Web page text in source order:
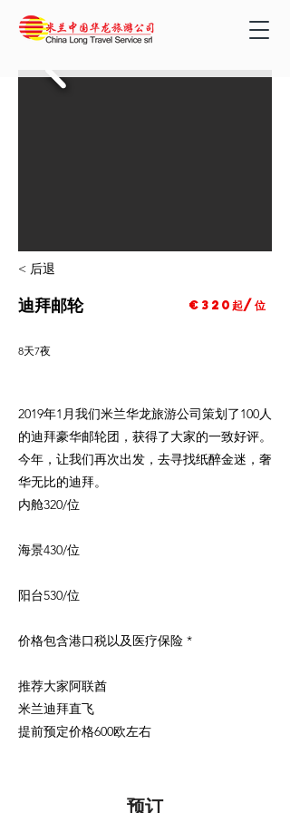
< 后退
迪拜邮轮 €320起/位
8天7夜
2019年1月我们米兰华龙旅游公司策划了100人
的迪拜豪华邮轮团，获得了大家的一致好评。
今年，让我们再次出发，去寻找纸醉金迷，奢
华无比的迪拜。
内舱320/位
海景430/位
阳台530/位
价格包含港口税以及医疗保险 *
推荐大家阿联酋
米兰迪拜直飞
提前预定价格600欧左右
预订